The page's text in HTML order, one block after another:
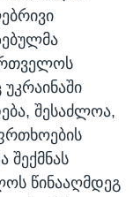
შესაძლოა,
შექმნას
წინააღმდეგ